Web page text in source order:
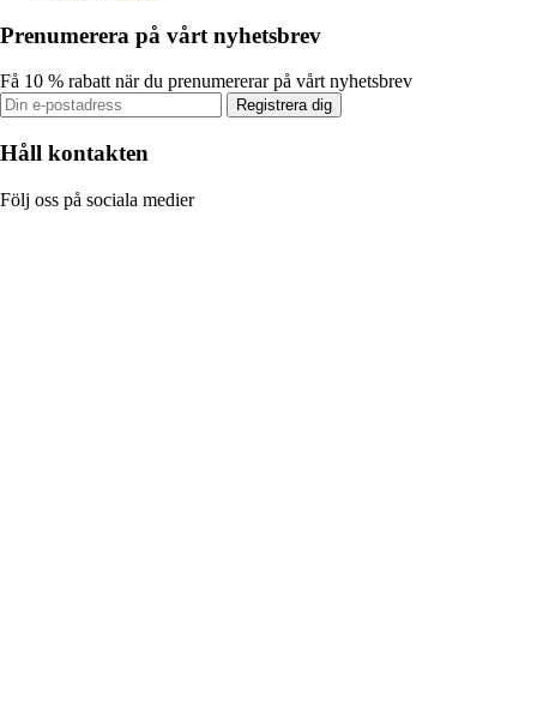
Prenumerera på vårt nyhetsbrev
Få 10 % rabatt när du prenumererar på vårt nyhetsbrev
Registrera dig
Håll kontakten
Följ oss på sociala medier